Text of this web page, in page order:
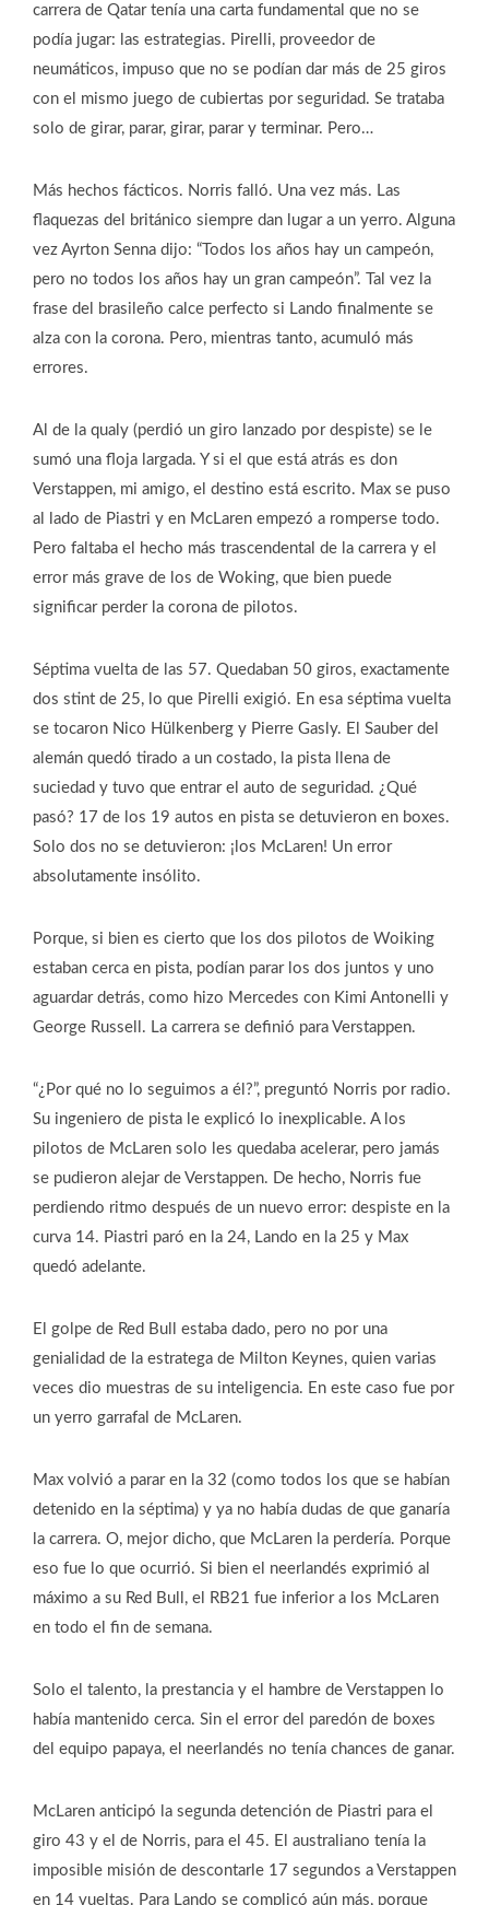
carrera de Qatar tenía una carta fundamental que no se
podía jugar: las estrategias. Pirelli, proveedor de
neumáticos, impuso que no se podían dar más de 25 giros
con el mismo juego de cubiertas por seguridad. Se trataba
solo de girar, parar, girar, parar y terminar. Pero…
Más hechos fácticos. Norris falló. Una vez más. Las
flaquezas del británico siempre dan lugar a un yerro. Alguna
vez Ayrton Senna dijo: “Todos los años hay un campeón,
pero no todos los años hay un gran campeón”. Tal vez la
frase del brasileño calce perfecto si Lando finalmente se
alza con la corona. Pero, mientras tanto, acumuló más
errores.
Al de la qualy (perdió un giro lanzado por despiste) se le
sumó una floja largada. Y si el que está atrás es don
Verstappen, mi amigo, el destino está escrito. Max se puso
al lado de Piastri y en McLaren empezó a romperse todo.
Pero faltaba el hecho más trascendental de la carrera y el
error más grave de los de Woking, que bien puede
significar perder la corona de pilotos.
Séptima vuelta de las 57. Quedaban 50 giros, exactamente
dos stint de 25, lo que Pirelli exigió. En esa séptima vuelta
se tocaron Nico Hülkenberg y Pierre Gasly. El Sauber del
alemán quedó tirado a un costado, la pista llena de
suciedad y tuvo que entrar el auto de seguridad. ¿Qué
pasó? 17 de los 19 autos en pista se detuvieron en boxes.
Solo dos no se detuvieron: ¡los McLaren! Un error
absolutamente insólito.
Porque, si bien es cierto que los dos pilotos de Woiking
estaban cerca en pista, podían parar los dos juntos y uno
aguardar detrás, como hizo Mercedes con Kimi Antonelli y
George Russell. La carrera se definió para Verstappen.
“¿Por qué no lo seguimos a él?”, preguntó Norris por radio.
Su ingeniero de pista le explicó lo inexplicable. A los
pilotos de McLaren solo les quedaba acelerar, pero jamás
se pudieron alejar de Verstappen. De hecho, Norris fue
perdiendo ritmo después de un nuevo error: despiste en la
curva 14. Piastri paró en la 24, Lando en la 25 y Max
quedó adelante.
El golpe de Red Bull estaba dado, pero no por una
genialidad de la estratega de Milton Keynes, quien varias
veces dio muestras de su inteligencia. En este caso fue por
un yerro garrafal de McLaren.
Max volvió a parar en la 32 (como todos los que se habían
detenido en la séptima) y ya no había dudas de que ganaría
la carrera. O, mejor dicho, que McLaren la perdería. Porque
eso fue lo que ocurrió. Si bien el neerlandés exprimió al
máximo a su Red Bull, el RB21 fue inferior a los McLaren
en todo el fin de semana.
Solo el talento, la prestancia y el hambre de Verstappen lo
había mantenido cerca. Sin el error del paredón de boxes
del equipo papaya, el neerlandés no tenía chances de ganar.
McLaren anticipó la segunda detención de Piastri para el
giro 43 y el de Norris, para el 45. El australiano tenía la
imposible misión de descontarle 17 segundos a Verstappen
en 14 vueltas. Para Lando se complicó aún más, porque